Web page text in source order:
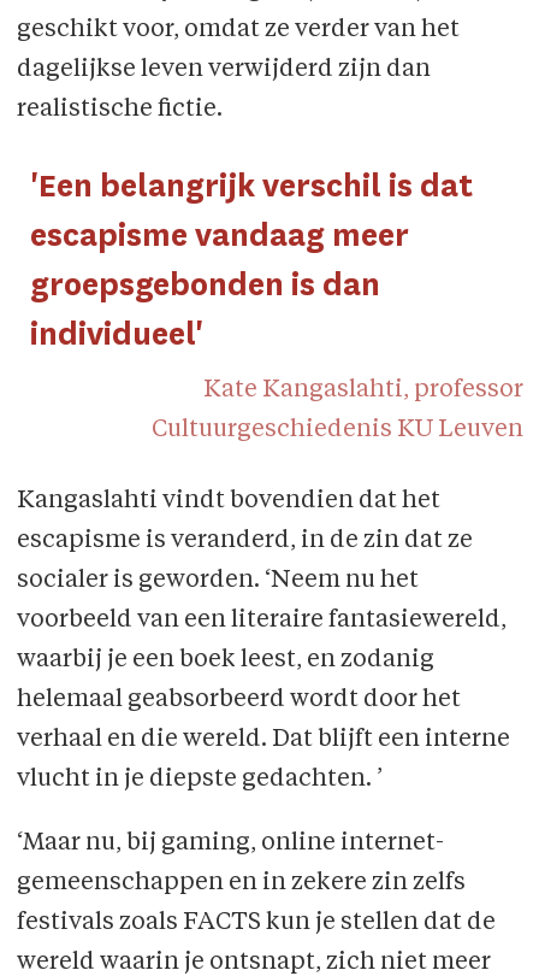
geschikt voor, omdat ze verder van het
dagelijkse leven verwijderd zijn dan
realistische fictie.
'Een belangrijk verschil is dat
escapisme vandaag meer
groepsgebonden is dan
individueel'
Kate Kangaslahti, professor
Cultuurgeschiedenis KU Leuven
Kangaslahti vindt bovendien dat het
escapisme is veranderd, in de zin dat ze
socialer is geworden. ‘Neem nu het
voorbeeld van een literaire fantasiewereld,
waarbij je een boek leest, en zodanig
helemaal geabsorbeerd wordt door het
verhaal en die wereld. Dat blijft een interne
vlucht in je diepste gedachten. ’
‘Maar nu, bij gaming, online internet-
gemeenschappen en in zekere zin zelfs
festivals zoals FACTS kun je stellen dat de
wereld waarin je ontsnapt, zich niet meer